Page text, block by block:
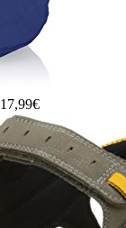
17,99€